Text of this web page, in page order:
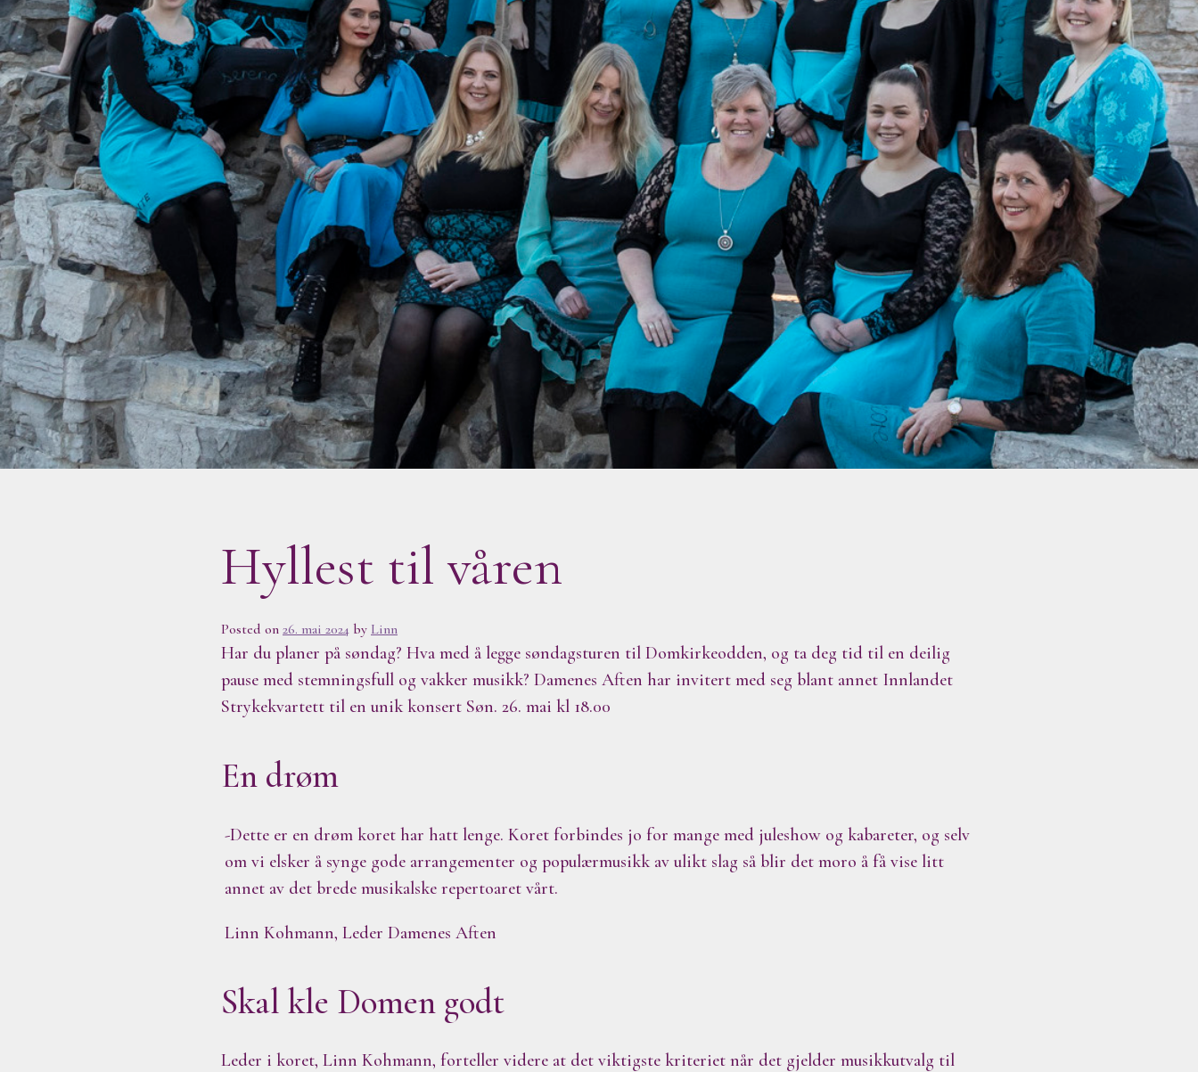
Hyllest til våren
Posted on 26. mai 2024 by Linn
Har du planer på søndag? Hva med å legge søndagsturen til Domkirkeodden, og ta deg tid til en deilig
pause med stemningsfull og vakker musikk? Damenes Aften har invitert med seg blant annet Innlandet
Strykekvartett til en unik konsert Søn. 26. mai kl 18.00
En drøm
-Dette er en drøm koret har hatt lenge. Koret forbindes jo for mange med juleshow og kabareter, og selv
om vi elsker å synge gode arrangementer og populærmusikk av ulikt slag så blir det moro å få vise litt
annet av det brede musikalske repertoaret vårt.
Linn Kohmann, Leder Damenes Aften
Skal kle Domen godt
Leder i koret, Linn Kohmann, forteller videre at det viktigste kriteriet når det gjelder musikkutvalg til